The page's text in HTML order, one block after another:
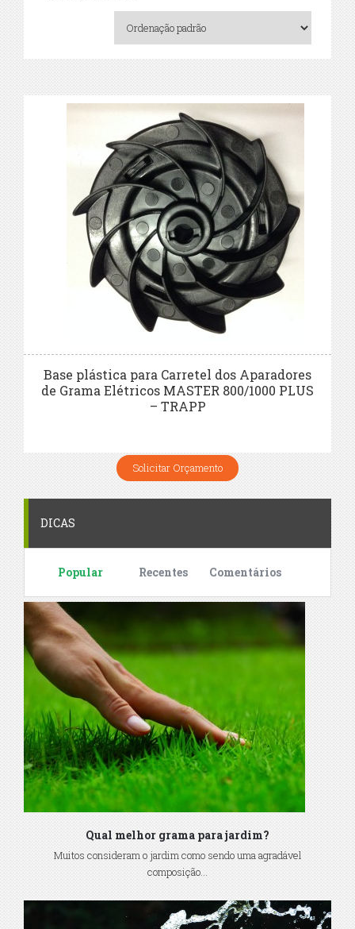
Base plástica para Carretel dos Aparadores
de Grama Elétricos MASTER 800/1000 PLUS
– TRAPP
Solicitar Orçamento
DICAS
Popular Recentes Comentários
Qual melhor grama para jardim?
Muitos consideram o jardim como sendo uma agradável
composição...